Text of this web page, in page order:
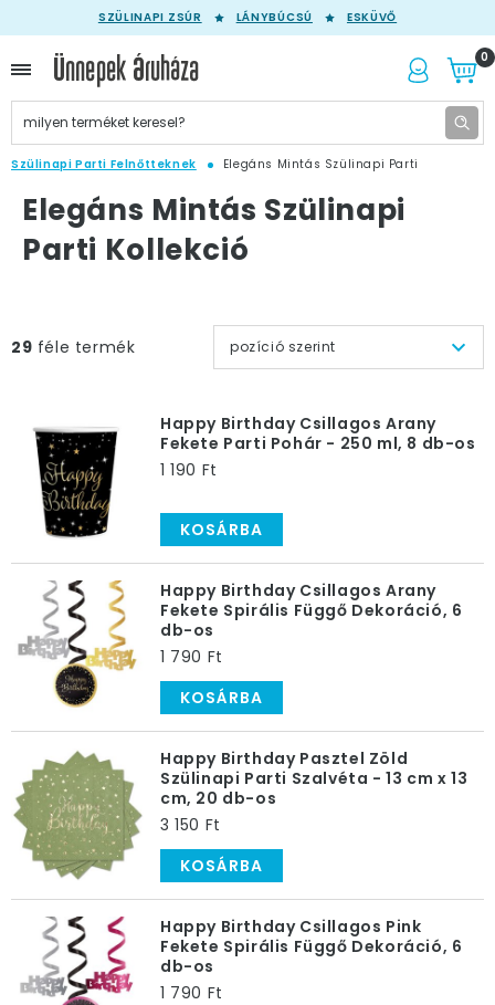
SZÜLINAPI ZSÚR LÁNYBÚCSÚ ESKÜVŐ
0
Szülinapi Parti Felnőtteknek Elegáns Mintás Szülinapi Parti
Elegáns Mintás Szülinapi
Parti Kollekció
29 féle termék pozíció szerint
Happy Birthday Csillagos Arany
Fekete Parti Pohár - 250 ml, 8 db-os
1 190 Ft
KOSÁRBA
Happy Birthday Csillagos Arany
Fekete Spirális Függő Dekoráció, 6
db-os
1 790 Ft
KOSÁRBA
Happy Birthday Pasztel Zöld
Szülinapi Parti Szalvéta - 13 cm x 13
cm, 20 db-os
3 150 Ft
KOSÁRBA
Happy Birthday Csillagos Pink
Fekete Spirális Függő Dekoráció, 6
db-os
1 790 Ft